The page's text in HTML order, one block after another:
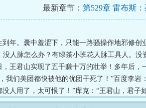
最新章节： 第529章 雷布斯
道，未来搜索亮剑！
年。囊中羞涩下，只能一路骚操作地邪修创
人脉怎么办？有绿茶小班花人脉工具人。没
王君山实现了五千赚十万的壮举！多年后，
我们美团都快被他的优团干死了！”百度李岩
人用了，太可恨了！”库克：“王君山，君子
董：“拉我入股，就是为了让我出钱参加千团